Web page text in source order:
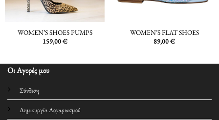
WOMEN’S SHOES PUMPS
159,00€
WOMEN’S FLAT SHOES
89,00€
Οι Αγορές μου
Σύνδεση
Δημιουργία Λογαριασμού